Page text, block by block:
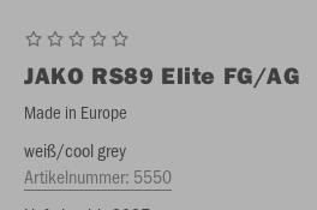
JAKO RS89 Elite FG/AG
Made in Europe
weiß/cool grey
Artikelnummer: 5550